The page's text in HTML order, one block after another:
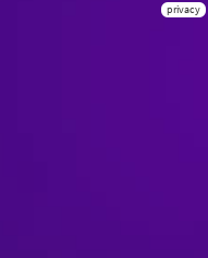
privacy